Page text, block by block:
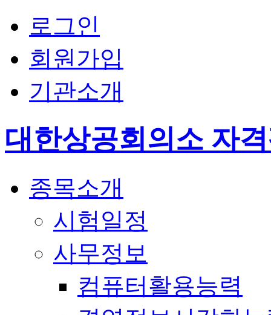
로그인
회원가입
기관소개
대한상공회의소 자
종목소개
시험일정
사무정보
컴퓨터활용능력